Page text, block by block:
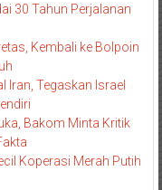
30 Tahun Perjalanan
Kembali ke Bolpoin
Iran, Tegaskan Israel
Bakom Minta Kritik
Koperasi Merah Putih